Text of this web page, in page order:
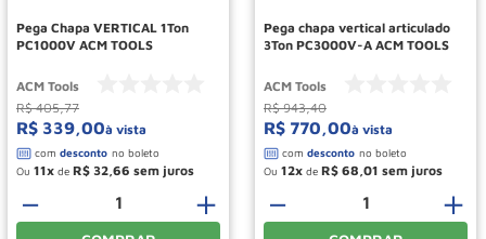
Pega Chapa VERTICAL 1Ton
PC1000V ACM TOOLS
ACM Tools
R$ 405,77
R$ 339,00à vista
Ou 11 de R$ 32 66
＋
－
Pega chapa vertical articulado
3Ton PC3000V-A ACM TOOLS
ACM Tools
R$ 943,40
R$ 770,00à vista
Ou 12 de R$ 68 01
＋
－